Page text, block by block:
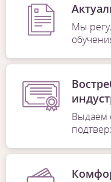
Мы
Выдаем